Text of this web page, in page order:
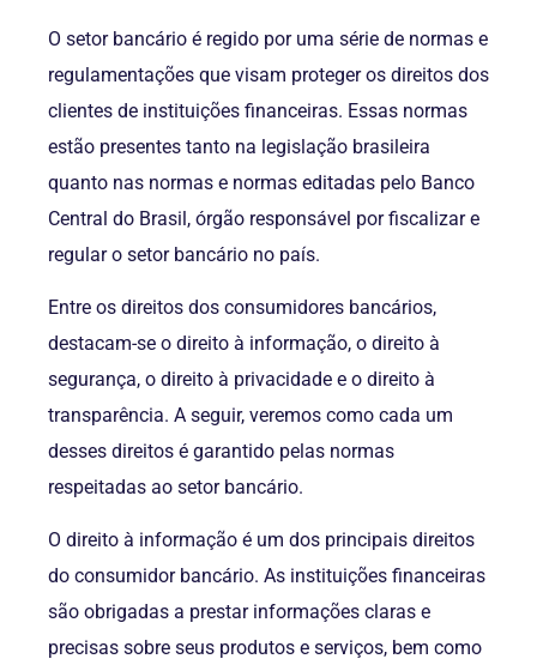
O setor bancário é regido por uma série de normas e
regulamentações que visam proteger os direitos dos
clientes de instituições financeiras. Essas normas
estão presentes tanto na legislação brasileira
quanto nas normas e normas editadas pelo Banco
Central do Brasil, órgão responsável por fiscalizar e
regular o setor bancário no país.
Entre os direitos dos consumidores bancários,
destacam-se o direito à informação, o direito à
segurança, o direito à privacidade e o direito à
transparência. A seguir, veremos como cada um
desses direitos é garantido pelas normas
respeitadas ao setor bancário.
O direito à informação é um dos principais direitos
do consumidor bancário. As instituições financeiras
são obrigadas a prestar informações claras e
precisas sobre seus produtos e serviços, bem como